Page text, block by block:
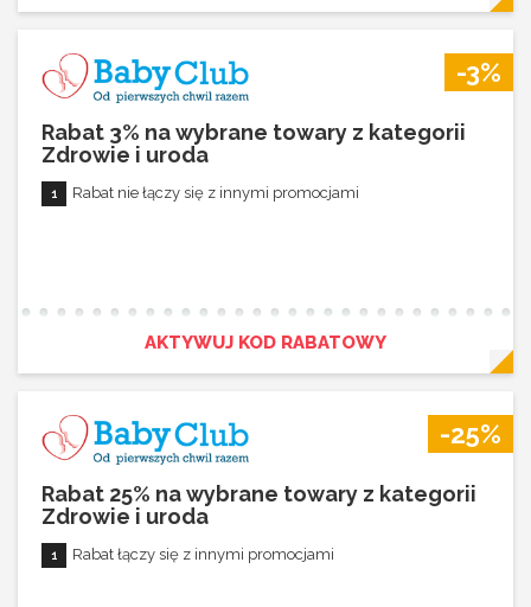
-3%
Rabat 3% na wybrane towary z kategorii
Zdrowie i uroda
Rabat nie łączy się z innymi promocjami
AKTYWUJ KOD RABATOWY
-25%
Rabat 25% na wybrane towary z kategorii
Zdrowie i uroda
Rabat łączy się z innymi promocjami